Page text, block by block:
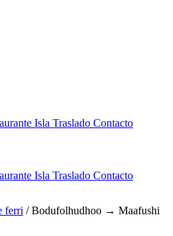
Isla Traslado Contacto
Isla Traslado Contacto
ferri / Bodufolhudhoo → Maafushi